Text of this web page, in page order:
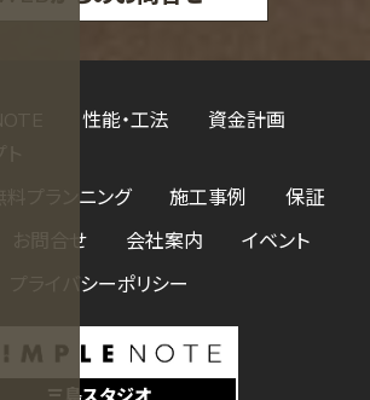
性能・工法 資金計画
無料プランニング 施工事例
保証
お問合せ 会社案内
イベント
プライバシーポリシー